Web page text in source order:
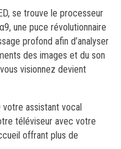
se trouve le processeur
une puce révolutionnaire
profond afin d’analyser
des images et du son
visionnez devient
votre assistant vocal
téléviseur avec votre
offrant plus de